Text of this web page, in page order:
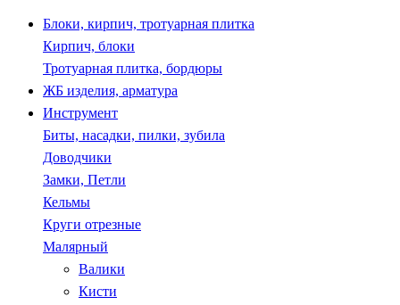
Блоки, кирпич, тротуарная плитка
Кирпич, блоки
Тротуарная плитка, бордюры
ЖБ изделия, арматура
Инструмент
Биты, насадки, пилки, зубила
Доводчики
Замки, Петли
Кельмы
Круги отрезные
Малярный
Валики
Кисти